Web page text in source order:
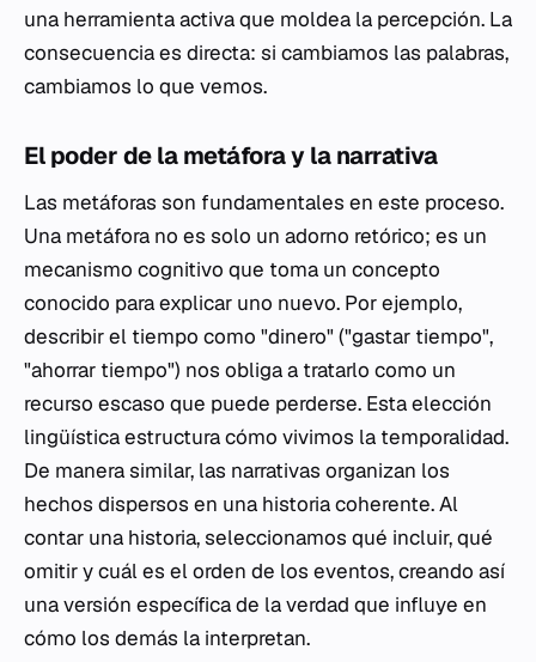
una herramienta activa que moldea la percepción. La
consecuencia es directa: si cambiamos las palabras,
cambiamos lo que vemos.
El poder de la metáfora y la narrativa
Las metáforas son fundamentales en este proceso.
Una metáfora no es solo un adorno retórico; es un
mecanismo cognitivo que toma un concepto
conocido para explicar uno nuevo. Por ejemplo,
describir el tiempo como "dinero" ("gastar tiempo",
"ahorrar tiempo") nos obliga a tratarlo como un
recurso escaso que puede perderse. Esta elección
lingüística estructura cómo vivimos la temporalidad.
De manera similar, las narrativas organizan los
hechos dispersos en una historia coherente. Al
contar una historia, seleccionamos qué incluir, qué
omitir y cuál es el orden de los eventos, creando así
una versión específica de la verdad que influye en
cómo los demás la interpretan.